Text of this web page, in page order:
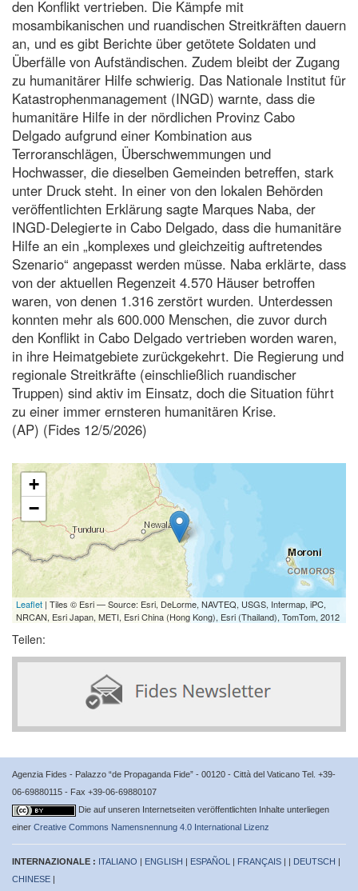
den Konflikt vertrieben. Die Kämpfe mit
mosambikanischen und ruandischen Streitkräften dauern
an, und es gibt Berichte über getötete Soldaten und
Überfälle von Aufständischen. Zudem bleibt der Zugang
zu humanitärer Hilfe schwierig. Das Nationale Institut für
Katastrophenmanagement (INGD) warnte, dass die
humanitäre Hilfe in der nördlichen Provinz Cabo
Delgado aufgrund einer Kombination aus
Terroranschlägen, Überschwemmungen und
Hochwasser, die dieselben Gemeinden betreffen, stark
unter Druck steht. In einer von den lokalen Behörden
veröffentlichten Erklärung sagte Marques Naba, der
INGD-Delegierte in Cabo Delgado, dass die humanitäre
Hilfe an ein „komplexes und gleichzeitig auftretendes
Szenario“ angepasst werden müsse. Naba erklärte, dass
von der aktuellen Regenzeit 4.570 Häuser betroffen
waren, von denen 1.316 zerstört wurden. Unterdessen
konnten mehr als 600.000 Menschen, die zuvor durch
den Konflikt in Cabo Delgado vertrieben worden waren,
in ihre Heimatgebiete zurückgekehrt. Die Regierung und
regionale Streitkräfte (einschließlich ruandischer
Truppen) sind aktiv im Einsatz, doch die Situation führt
zu einer immer ernsteren humanitären Krise.
(AP) (Fides 12/5/2026)
+
−
Leaflet | Tiles © Esri — Source: Esri, DeLorme, NAVTEQ, USGS, Intermap, iPC,
NRCAN, Esri Japan, METI, Esri China (Hong Kong), Esri (Thailand), TomTom, 2012
Teilen:
Agenzia Fides - Palazzo “de Propaganda Fide” - 00120 - Città del Vaticano Tel. +39-
06-69880115 - Fax +39-06-69880107
Die auf unseren Internetseiten veröffentlichten Inhalte unterliegen
einer Creative Commons Namensnennung 4.0 International Lizenz
INTERNAZIONALE : ITALIANO | ENGLISH | ESPAÑOL | FRANÇAIS | | DEUTSCH |
CHINESE |